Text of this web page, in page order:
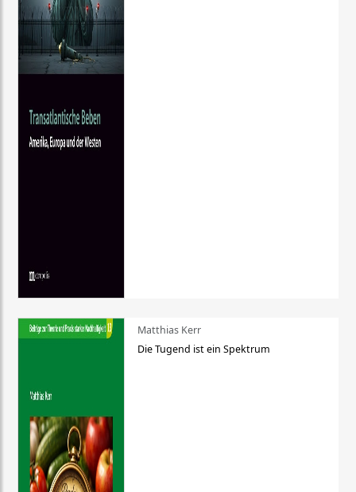
Matthias Kerr
Die Tugend ist ein Spektrum